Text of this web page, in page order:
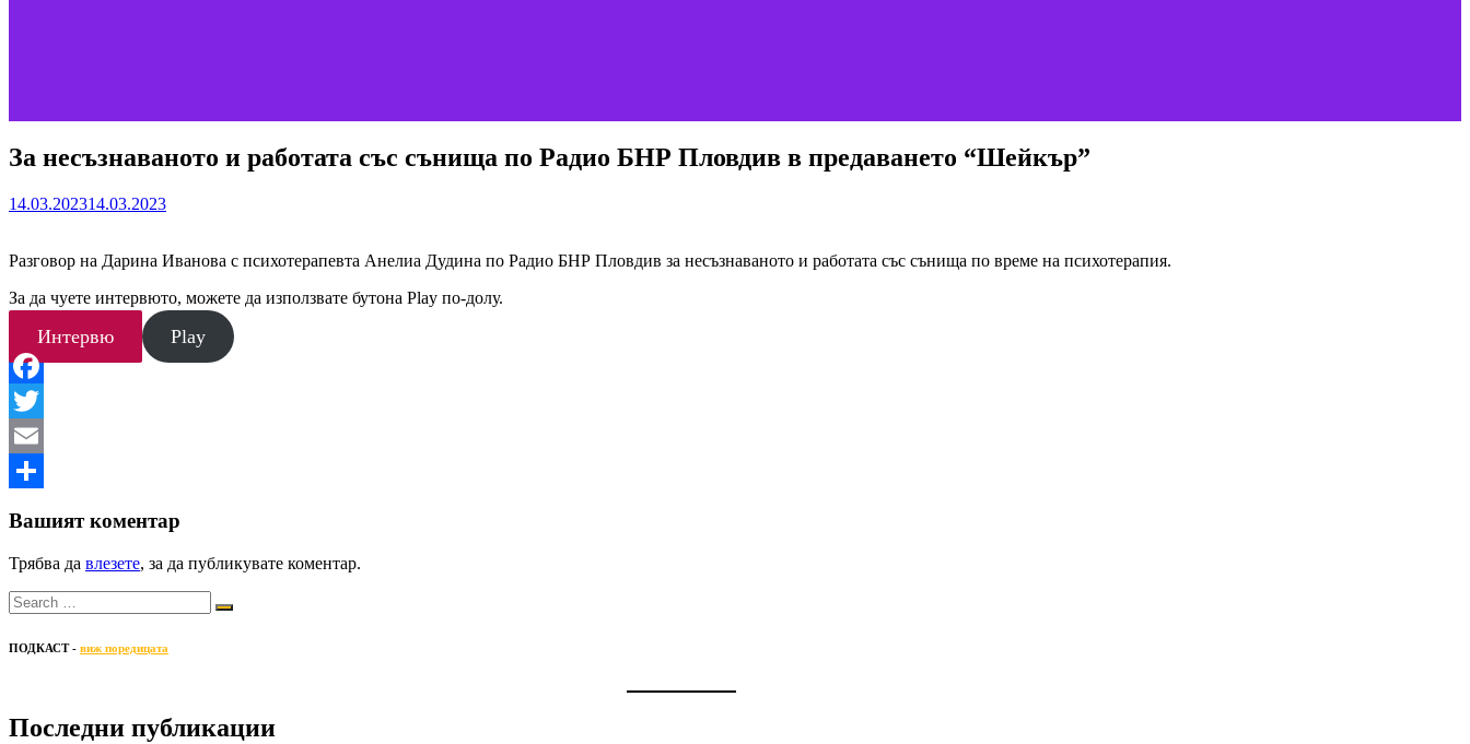
За несъзнаваното и работата със сънища по Радио БНР Пловдив в предаването “Шейкър”
14.03.202314.03.2023
Разговор на Дарина Иванова с психотерапевта Анелиа Дудина по Радио БНР Пловдив за несъзнаваното и работата със сънища по време на психотерапия.
За да чуете интервюто, можете да използвате бутона Play по-долу.
Интервю Play
Facebook
Twitter
Email
Вашият коментар
Трябва да влезете, за да публикувате коментар.
ПОДКАСТ - виж поредицата
Последни публикации